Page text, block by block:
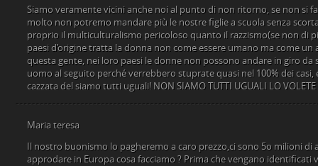
Siamo veramente vicini anche noi al punto di non ritorno, se non si
molto non potremo mandare più le nostre figlie a scuola senza
proprio il multiculturalismo pericoloso quanto il razzismo(se non di
paesi d’origine tratta la donna non come essere umano ma come
questa gente, nei loro paesi le donne non possono andare in giro da
uomo al seguito perché verrebbero stuprate quasi nel 100% dei
cazzata del siamo tutti uguali! NON SIAMO TUTTI UGUALI LO VOLETE
Maria teresa
Il nostro buonismo lo pagheremo a caro prezzo,ci sono 5o milioni di
approdare in Europa cosa facciamo ? Prima che vengano identificati